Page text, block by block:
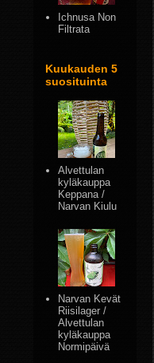
Ichnusa Non
Filtrata
Kuukauden 5
suosituinta
Alvettulan
kyläkauppa
Keppana /
Narvan Kiulu
Narvan Kevät
Riisilager /
Alvettulan
kyläkauppa
Normipäivä